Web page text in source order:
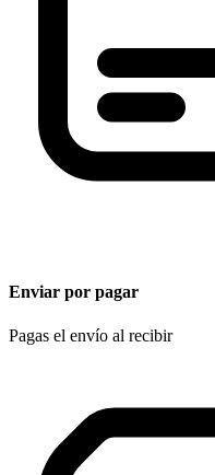
Enviar por pagar
Pagas el envío al recibir